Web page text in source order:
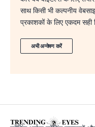
साथ किसी भी कल्पनीय
प्रकाशकों के लिए एकदम सही
अभी अन्वेषण करें